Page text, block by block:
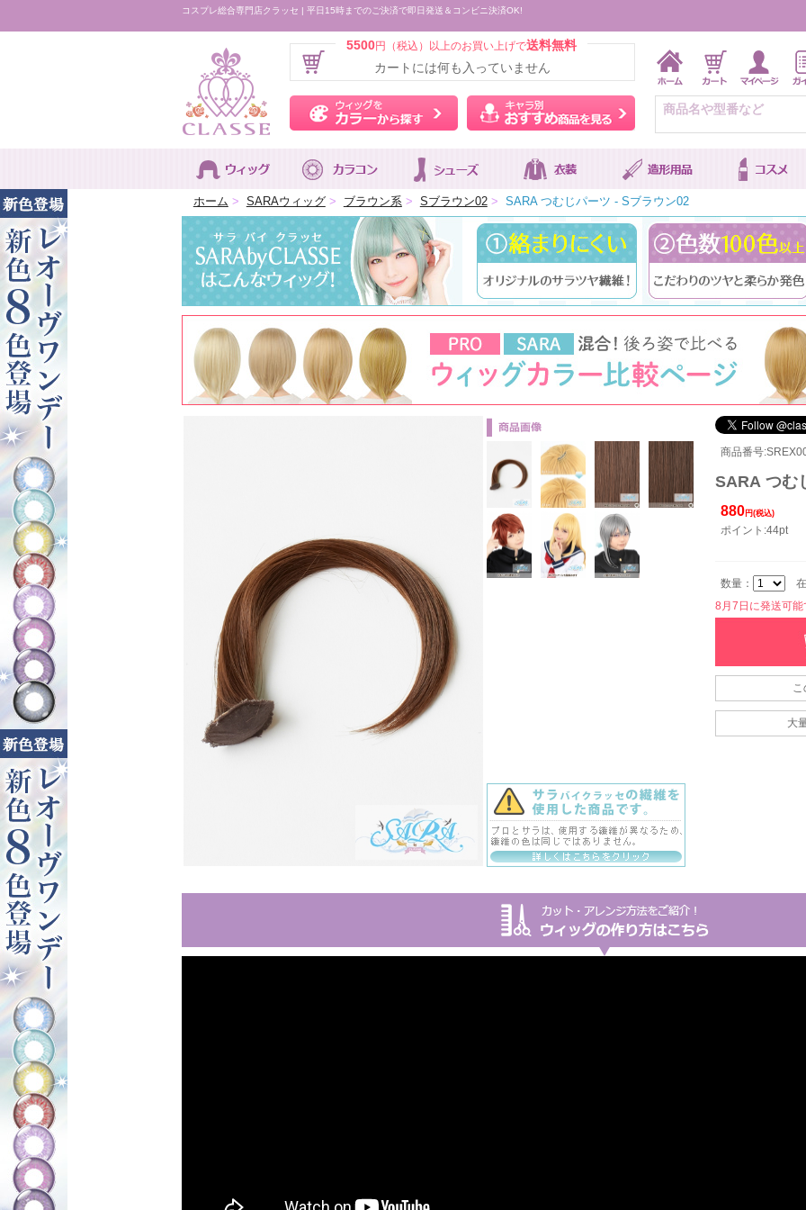
コスプレ総合専門店クラッセ | 平日15時までのご決済で即日発送＆コンビニ決済OK!
5500円（税込）以上のお買い上げで送料無料
カートには何も入っていません
ウィッグをカラーから探す キャラ別おすすめ商品を
ホーム > SARAウィッグ > ブラウン系 > Sブラウン02 > SARA つむじパーツ - Sブラウン02
商品番号
SARA つむ
880 円(税込)
ポイント:44pt
数量：
在
8月7日に発送可
大